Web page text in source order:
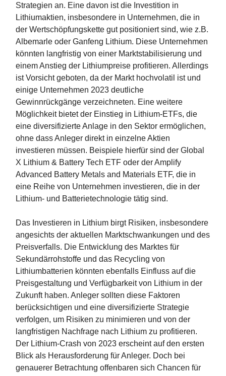
Strategien an. Eine davon ist die Investition in
Lithiumaktien, insbesondere in Unternehmen, die in
der Wertschöpfungskette gut positioniert sind, wie z.B.
Albemarle oder Ganfeng Lithium. Diese Unternehmen
könnten langfristig von einer Marktstabilisierung und
einem Anstieg der Lithiumpreise profitieren. Allerdings
ist Vorsicht geboten, da der Markt hochvolatil ist und
einige Unternehmen 2023 deutliche
Gewinnrückgänge verzeichneten. Eine weitere
Möglichkeit bietet der Einstieg in Lithium-ETFs, die
eine diversifizierte Anlage in den Sektor ermöglichen,
ohne dass Anleger direkt in einzelne Aktien
investieren müssen. Beispiele hierfür sind der Global
X Lithium & Battery Tech ETF oder der Amplify
Advanced Battery Metals and Materials ETF, die in
eine Reihe von Unternehmen investieren, die in der
Lithium- und Batterietechnologie tätig sind.
Das Investieren in Lithium birgt Risiken, insbesondere
angesichts der aktuellen Marktschwankungen und des
Preisverfalls. Die Entwicklung des Marktes für
Sekundärrohstoffe und das Recycling von
Lithiumbatterien könnten ebenfalls Einfluss auf die
Preisgestaltung und Verfügbarkeit von Lithium in der
Zukunft haben. Anleger sollten diese Faktoren
berücksichtigen und eine diversifizierte Strategie
verfolgen, um Risiken zu minimieren und von der
langfristigen Nachfrage nach Lithium zu profitieren.
Der Lithium-Crash von 2023 erscheint auf den ersten
Blick als Herausforderung für Anleger. Doch bei
genauerer Betrachtung offenbaren sich Chancen für